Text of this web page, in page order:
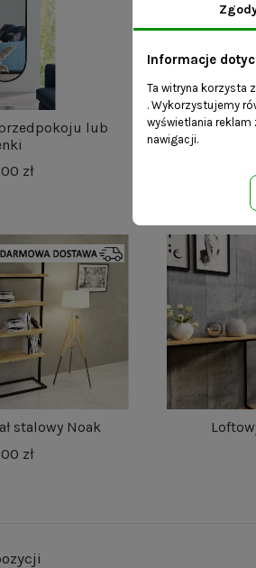
lub
zł
stalowy Noak
zł
Informacje
Ta witryna korzysta
. Wykorzystujemy
wyświetlania
nawigacji.